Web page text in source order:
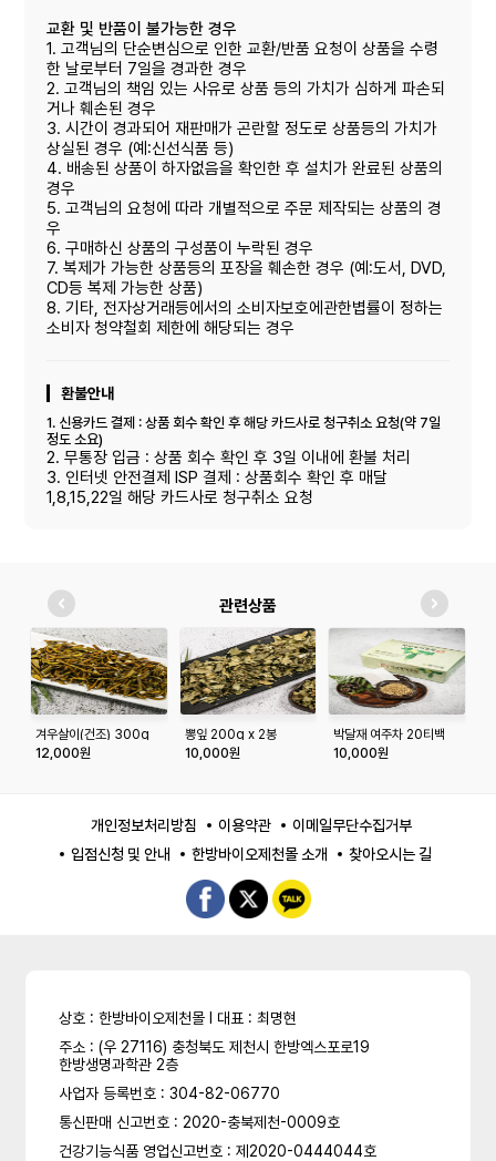
교환 및 반품이 불가능한 경우
1. 고객님의 단순변심으로 인한 교환/반품 요청이 상품을 수령
한 날로부터 7일을 경과한 경우
2. 고객님의 책임 있는 사유로 상품 등의 가치가 심하게 파손되
거나 훼손된 경우
3. 시간이 경과되어 재판매가 곤란할 정도로 상품등의 가치가
상실된 경우 (예:신선식품 등)
4. 배송된 상품이 하자없음을 확인한 후 설치가 완료된 상품의
경우
5. 고객님의 요청에 따라 개별적으로 주문 제작되는 상품의 경
우
6. 구매하신 상품의 구성품이 누락된 경우
7. 복제가 가능한 상품등의 포장을 훼손한 경우 (예:도서, DVD,
CD등 복제 가능한 상품)
8. 기타, 전자상거래등에서의 소비자보호에관한볍률이 정하는
소비자 청약철회 제한에 해당되는 경우
환불안내
1. 신용카드 결제 : 상품 회수 확인 후 해당 카드사로 청구취소 요청(약 7일
정도 소요)
2. 무통장 입금 : 상품 회수 확인 후 3일 이내에 환불 처리
3. 인터넷 안전결제 ISP 결제 : 상품회수 확인 후 매달
1,8,15,22일 해당 카드사로 청구취소 요청
관련상품
겨우살이(건조) 300g
12,000원
뽕잎 200g x 2봉
10,000원
박달재 여주차 20티백
10,000원
개인정보처리방침 이용약관
이메일무단수집거부
입점신청 및 안내
한방바이오제천몰 소개 찾아오시는 길
상호 : 한방바이오제천몰 l 대표 : 최명현
주소 : (우 27116) 충청북도 제천시 한방엑스포로19
한방생명과학관 2층
사업자 등록번호 : 304-82-06770
통신판매 신고번호 : 2020-충북제천-0009호
건강기능식품 영업신고번호 : 제2020-0444044호